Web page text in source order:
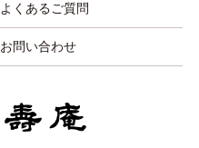
よくあるご質問
お問い合わせ